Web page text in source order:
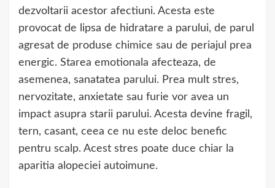
dezvoltarii acestor afectiuni. Acesta este
provocat de lipsa de hidratare a parului, de parul
agresat de produse chimice sau de periajul prea
energic. Starea emotionala afecteaza, de
asemenea, sanatatea parului. Prea mult stres,
nervozitate, anxietate sau furie vor avea un
impact asupra starii parului. Acesta devine fragil,
tern, casant, ceea ce nu este deloc benefic
pentru scalp. Acest stres poate duce chiar la
aparitia alopeciei autoimune.